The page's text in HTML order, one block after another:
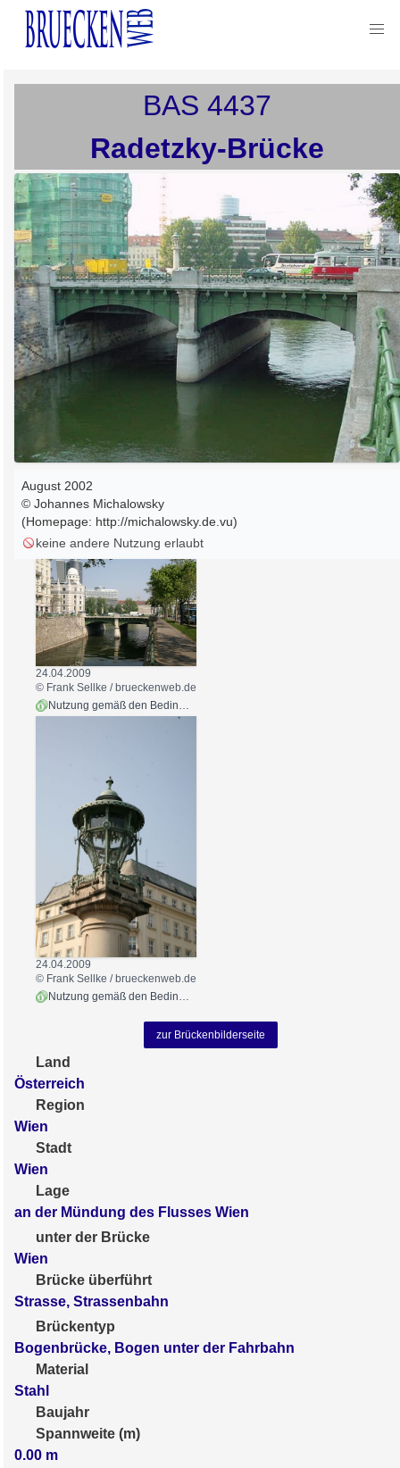
BAS 4437
Radetzky-Brücke
August 2002
© Johannes Michalowsky
(Homepage: http://michalowsky.de.vu)
keine andere Nutzung erlaubt
24.04.2009
© Frank Sellke / brueckenweb.de
Nutzung gemäß den Bedingungen
24.04.2009
© Frank Sellke / brueckenweb.de
Nutzung gemäß den Bedingungen
zur Brückenbilderseite
Land
Österreich
Region
Wien
Stadt
Wien
Lage
an der Mündung des Flusses Wien
unter der Brücke
Wien
Brücke überführt
Strasse, Strassenbahn
Brückentyp
Bogenbrücke, Bogen unter der Fahrbahn
Material
Stahl
Baujahr
Spannweite (m)
0.00 m